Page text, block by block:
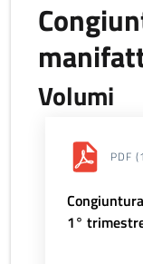
Volumi
PDF
1°